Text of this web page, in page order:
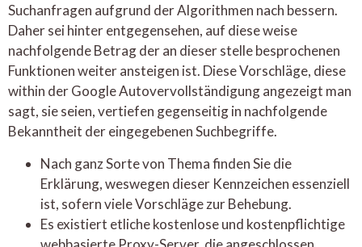
Suchanfragen aufgrund der Algorithmen nach bessern.
Daher sei hinter entgegensehen, auf diese weise
nachfolgende Betrag der an dieser stelle besprochenen
Funktionen weiter ansteigen ist. Diese Vorschläge, diese
within der Google Autovervollständigung angezeigt man
sagt, sie seien, vertiefen gegenseitig in nachfolgende
Bekanntheit der eingegebenen Suchbegriffe.
Nach ganz Sorte von Thema finden Sie die
Erklärung, weswegen dieser Kennzeichen essenziell
ist, sofern viele Vorschläge zur Behebung.
Es existiert etliche kostenlose und kostenpflichtige